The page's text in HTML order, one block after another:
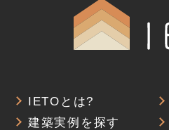
IETOとは?
建築実例を探す